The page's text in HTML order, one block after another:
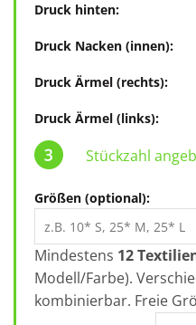
Druck hinten:
Druck Nacken (innen):
Druck Ärmel (rechts):
Druck Ärmel (links):
Stückzahl
Größen (optional):
Mindestens 12
Modell/Farbe).
kombinierbar. Freie